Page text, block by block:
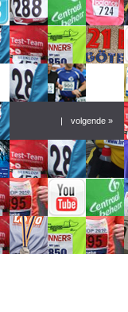
| volgende »